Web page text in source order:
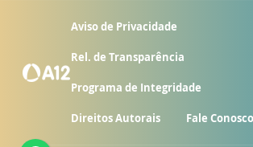
Aviso de Privacidade
Rel. de Transparência
Programa de Integridade
Direitos Autorais Fale Conosco